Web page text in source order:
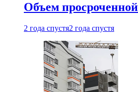
Объем
2 года спустя2 года спустя